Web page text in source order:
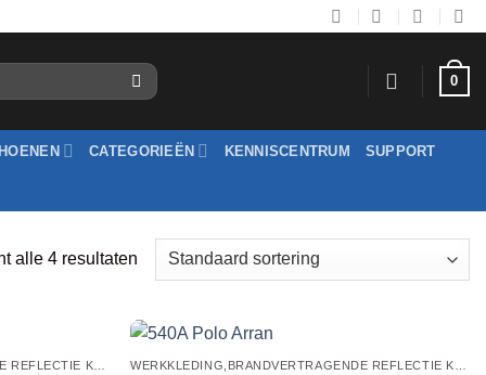
0
CATEGORIEËN KENNISCENTRUM SUPPORT
alle 4 resultaten